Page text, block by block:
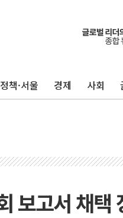
정책·서울 경제 사회
보고서 채택